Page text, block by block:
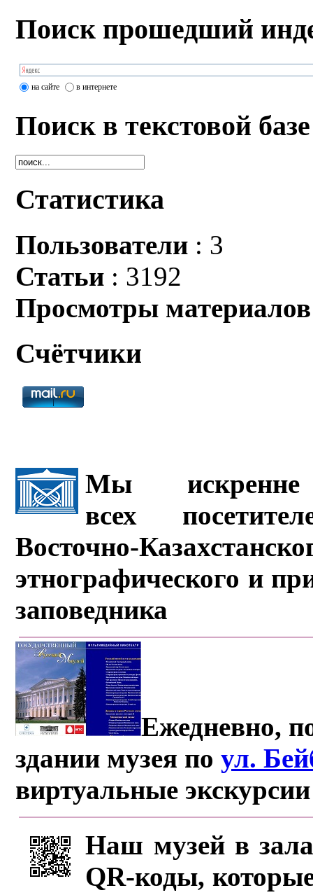
Поиск прошедший
на сайте в интернете
Поиск в текстовой базе
Статистика
Пользователи : 3
Статьи : 3192
Просмотры материалов
Счётчики
Мы искренне
всех
Восточно-
этнографического и
заповедника
Ежедневно,
здании музея поул.
виртуальные
Наш музей в
QR-коды,